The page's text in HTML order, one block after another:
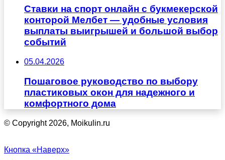
Ставки на спорт онлайн с букмекерской
конторой Мелбет — удобные условия
выплаты выигрышей и большой выбор
событий
05.04.2026
Пошаговое руководство по выбору
пластиковых окон для надежного и
комфортного дома
© Copyright 2026, Moikulin.ru
Кнопка «Наверх»